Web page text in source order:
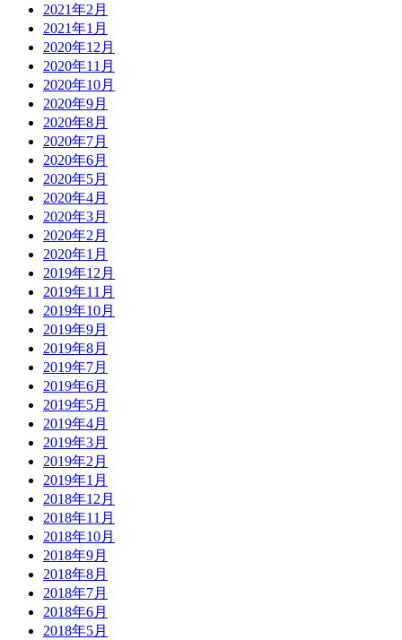
2021年2月
2021年1月
2020年12月
2020年11月
2020年10月
2020年9月
2020年8月
2020年7月
2020年6月
2020年5月
2020年4月
2020年3月
2020年2月
2020年1月
2019年12月
2019年11月
2019年10月
2019年9月
2019年8月
2019年7月
2019年6月
2019年5月
2019年4月
2019年3月
2019年2月
2019年1月
2018年12月
2018年11月
2018年10月
2018年9月
2018年8月
2018年7月
2018年6月
2018年5月